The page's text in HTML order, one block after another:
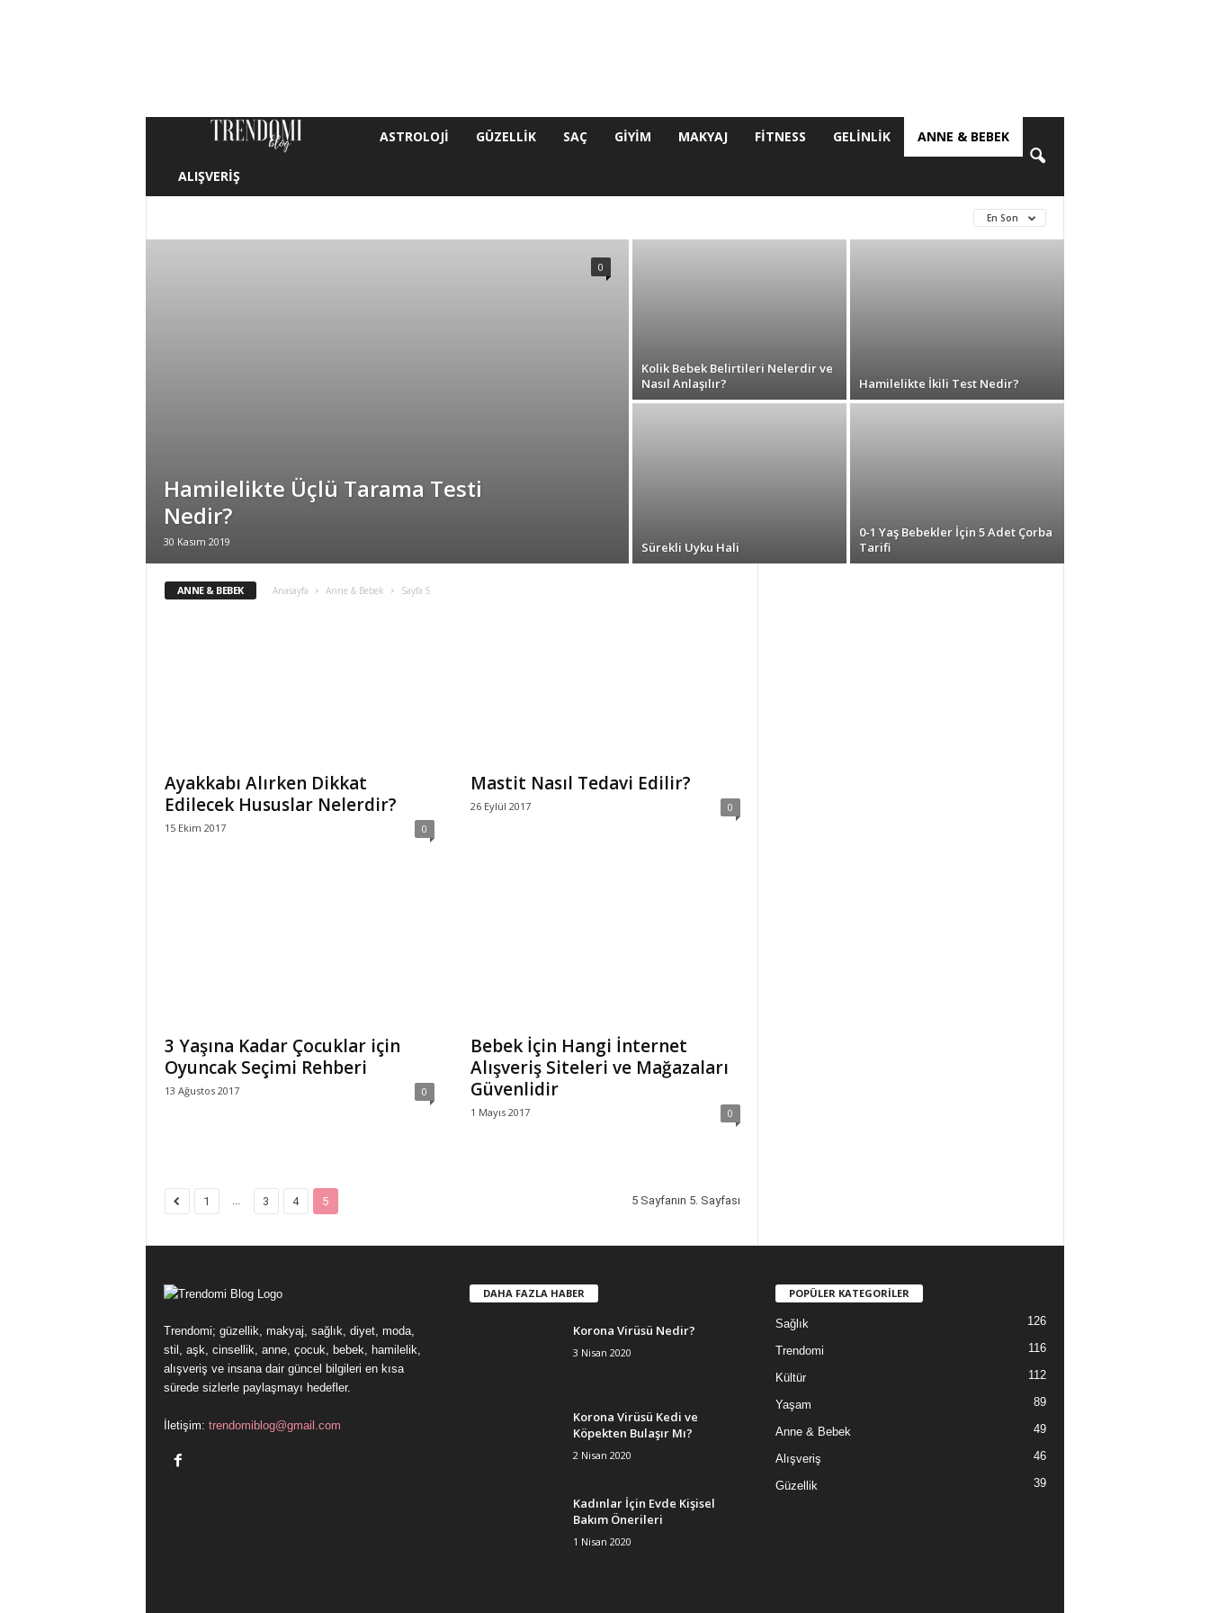
ASTROLOJI GÜZELLIK SAÇ GIYIM MAKYAJ FITNESS GELINLIK ANNE & BEBEK
ALIŞVERIŞ
En Son
Hamilelikte Üçlü Tarama Testi
Nedir?
30 Kasım 2019
0
Kolik Bebek Belirtileri Nelerdir ve
Nasıl Anlaşılır?
Hamilelikte İkili Test Nedir?
Sürekli Uyku Hali
0-1 Yaş Bebekler İçin 5 Adet Çorba
Tarifi
ANNE & BEBEK Anasayfa Anne & Bebek Sayfa 5
Ayakkabı Alırken Dikkat
Edilecek Hususlar Nelerdir?
15 Ekim 2017 0
Mastit Nasıl Tedavi Edilir?
26 Eylül 2017 0
3 Yaşına Kadar Çocuklar için
Oyuncak Seçimi Rehberi
13 Ağustos 2017 0
Bebek İçin Hangi İnternet
Alışveriş Siteleri ve Mağazaları
Güvenlidir
1 Mayıs 2017 0
1 ... 3 4 5 5 Sayfanın 5. Sayfası
Trendomi; güzellik, makyaj, sağlık, diyet, moda,
stil, aşk, cinsellik, anne, çocuk, bebek, hamilelik,
alışveriş ve insana dair güncel bilgileri en kısa
sürede sizlerle paylaşmayı hedefler.
İletişim: trendomiblog@gmail.com
DAHA FAZLA HABER
Korona Virüsü Nedir?
3 Nisan 2020
Korona Virüsü Kedi ve
Köpekten Bulaşır Mı?
2 Nisan 2020
Kadınlar İçin Evde Kişisel
Bakım Önerileri
1 Nisan 2020
POPÜLER KATEGORİLER
Sağlık 126
Trendomi 116
Kültür 112
Yaşam 89
Anne & Bebek 49
Alışveriş 46
Güzellik 39